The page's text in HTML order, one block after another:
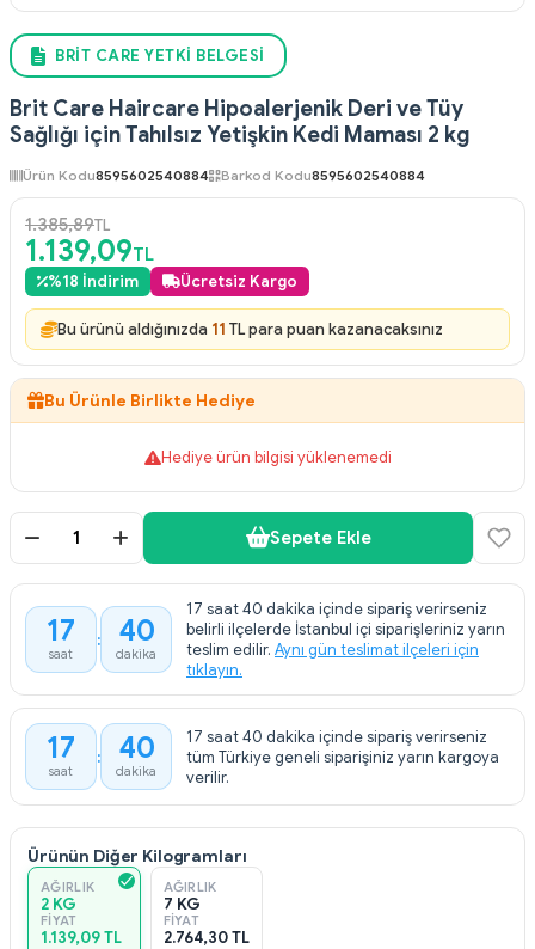
BRIT CARE YETKI BELGESI
Brit Care Haircare Hipoalerjenik Deri ve Tüy
Sağlığı için Tahılsız Yetişkin Kedi Maması 2 kg
Ürün Kodu8595602540884 Barkod Kodu8595602540884
1.385,89TL
1.139,09TL
%18 İndirim Ücretsiz Kargo
Bu ürünü aldığınızda 11 TL para puan kazanacaksınız
Bu Ürünle Birlikte Hediye
Hediye ürün bilgisi yüklenemedi
Sepete Ekle
17
saat
40
dakika
17 saat 40 dakika içinde sipariş verirseniz
belirli ilçelerde İstanbul içi siparişleriniz yarın
teslim edilir. Aynı gün teslimat ilçeleri için
tıklayın.
17
saat
40
dakika
17 saat 40 dakika içinde sipariş verirseniz
tüm Türkiye geneli siparişiniz yarın kargoya
verilir.
Ürünün Diğer Kilogramları
AĞIRLIK
2 KG
FIYAT
1.139,09 TL
AĞIRLIK
7 KG
FIYAT
2.764,30 TL